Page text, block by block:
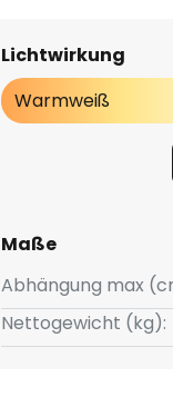
Lichtwirkung
Warmweiß
Maße
Abhängung max
Nettogewicht (kg):